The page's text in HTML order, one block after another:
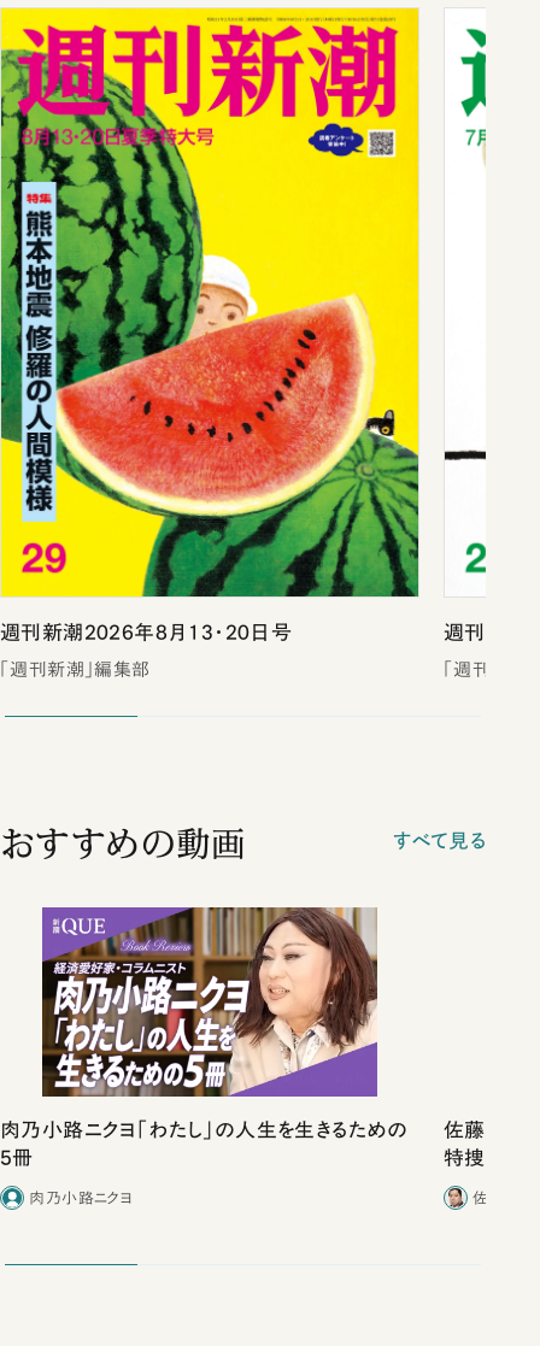
週刊新潮2026年8月13・20日号
「週刊新潮」編集部
週刊新潮
「週刊新潮
おすすめの動画 すべて見る
肉乃小路ニクヨ「わたし」の人生を生きるための
5冊
肉乃小路ニクヨ
佐藤優vs
特捜取調
合ったこと
佐藤優